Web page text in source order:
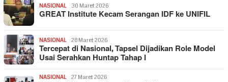
NASIONAL 30 Maret 2026
GREAT Institute Kecam Serangan IDF ke UNIFIL
NASIONAL 28 Maret 2026
Tercepat di Nasional, Tapsel Dijadikan Role Model
Usai Serahkan Huntap Tahap I
NASIONAL 27 Maret 2026